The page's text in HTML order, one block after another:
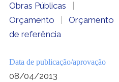
Obras Públicas
Orçamento
Orçamento
de referência
Data de publicação/aprovação
08/04/2013